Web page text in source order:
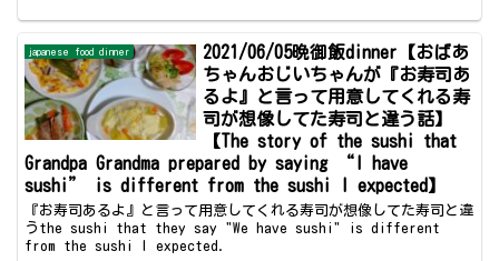
japanese food dinner
2021/06/05晩御飯dinner【おばあ
ちゃんおじいちゃんが『お寿司あ
るよ』と言って用意してくれる寿
司が想像してた寿司と違う話】
【The story of the sushi that
Grandpa Grandma prepared by saying “I have
sushi” is different from the sushi I expected】
『お寿司あるよ』と言って用意してくれる寿司が想像してた寿司と違
うthe sushi that they say "We have sushi" is different
from the sushi I expected.